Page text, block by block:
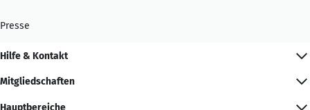
Presse
Hilfe & Kontakt
Mitgliedschaften
Hauptbereiche